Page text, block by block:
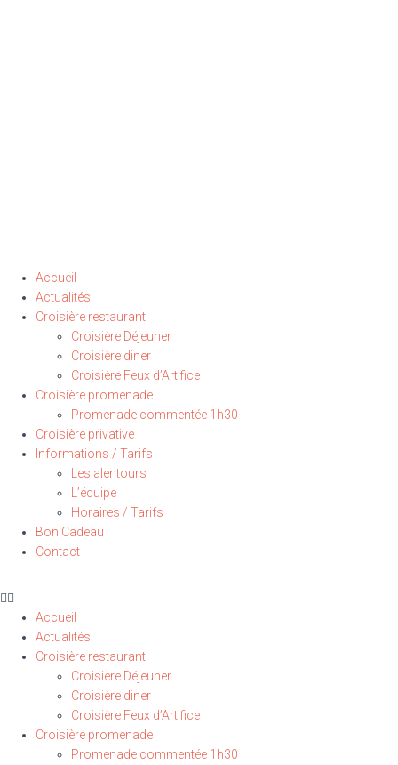
Accueil
Actualités
Croisière restaurant
Croisière Déjeuner
Croisière diner
Croisière Feux d’Artifice
Croisière promenade
Promenade commentée 1h30
Croisière privative
Informations / Tarifs
Les alentours
L’équipe
Horaires / Tarifs
Bon Cadeau
Contact
Accueil
Actualités
Croisière restaurant
Croisière Déjeuner
Croisière diner
Croisière Feux d’Artifice
Croisière promenade
Promenade commentée 1h30